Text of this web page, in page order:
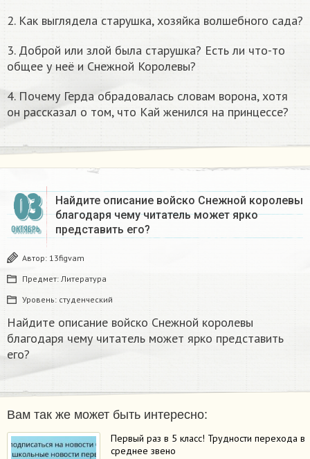
2. Как выглядела старушка, хозяйка волшебного сада?
3. Доброй или злой была старушка? Есть ли что-то
общее у неё и Снежной Королевы?
4. Почему Герда обрадовалась словам ворона, хотя
он рассказал о том, что Кай женился на принцессе?
03
ОКТЯБРЬ
Найдите описание войско Снежной королевы
благодаря чему читатель может ярко
представить его? ​
Автор: 13figvam
Предмет: Литература
Уровень: студенческий
Найдите описание войско Снежной королевы
благодаря чему читатель может ярко представить
его? ​
Вам так же может быть интересно:
Первый раз в 5 класс! Трудности перехода в
среднее звено